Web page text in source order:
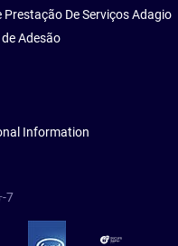
Prestação De Serviços Adagio
Adesão
Information
-7